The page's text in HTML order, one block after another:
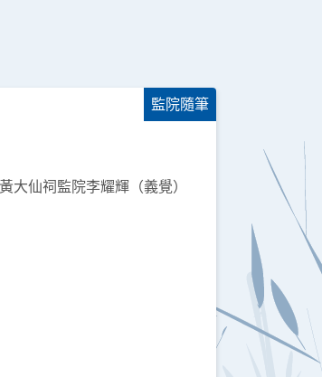
監院隨筆
仙祠監院李耀輝（義覺）